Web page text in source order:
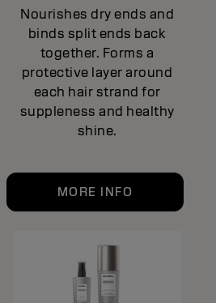
Nourishes dry ends and
binds split ends back
together. Forms a
protective layer around
each hair strand for
suppleness and healthy
shine.
MORE INFO